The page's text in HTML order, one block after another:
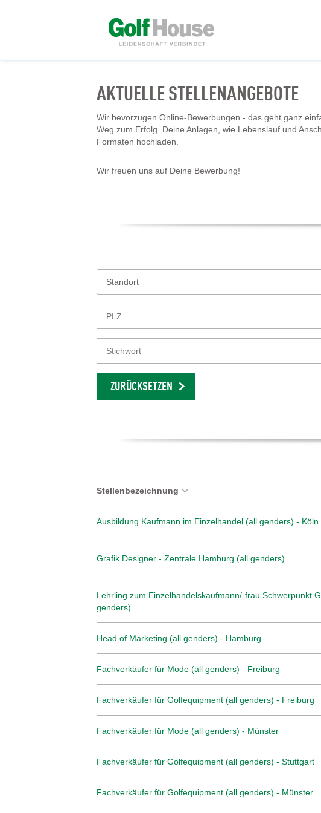
AKTUELLE STELLENANGEBOTE
Wir bevorzugen Online-Bewerbungen - das geht ganz
Weg zum Erfolg. Deine Anlagen, wie Lebenslauf und
Formaten hochladen.
Wir freuen uns auf Deine Bewerbung!
Standort
ZURÜCKSETZEN
Stellenbezeichnung
Ausbildung Kaufmann im Einzelhandel (all genders) - Köln
Grafik Designer - Zentrale Hamburg (all genders)
Lehrling zum Einzelhandelskaufmann/-frau Schwerpunkt
genders)
Head of Marketing (all genders) - Hamburg
Fachverkäufer für Mode (all genders) - Freiburg
Fachverkäufer für Golfequipment (all genders) - Freiburg
Fachverkäufer für Mode (all genders) - Münster
Fachverkäufer für Golfequipment (all genders) - Stuttgart
Fachverkäufer für Golfequipment (all genders) - Münster